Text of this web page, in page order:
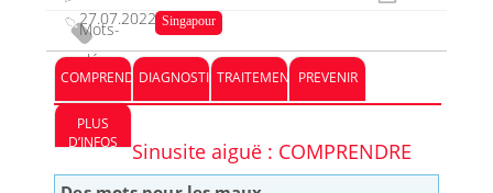
27.07.2022
Mots-
clés :
Singapour
COMPRENDREDIAGNOSTICTRAITEMENT PREVENIR
PLUS
D’INFOS
Sinusite aiguë : COMPRENDRE